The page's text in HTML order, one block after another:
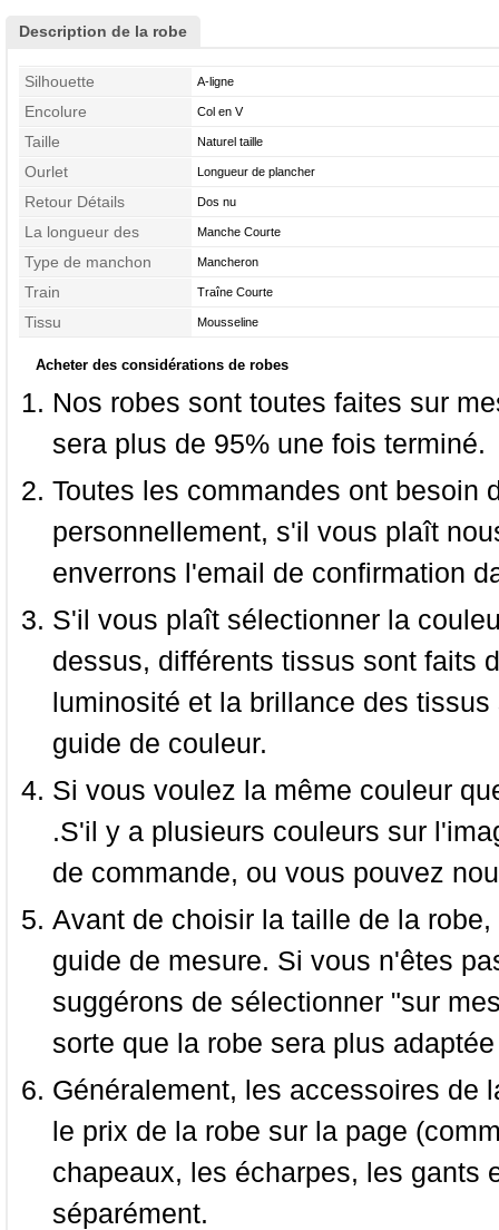
Description de la robe
Silhouette A-ligne
Encolure Col en V
Taille Naturel taille
Ourlet Longueur de plancher
Retour Détails Dos nu
La longueur des
manches
Manche Courte
Type de manchon Mancheron
Train Traîne Courte
Tissu Mousseline
Acheter des considérations de robes
Nos robes sont toutes faites sur
sera plus de 95% une fois terminé.
Toutes les commandes ont besoin
personnellement, s'il vous plaît
enverrons l'email de confirmation
S'il vous plaît sélectionner la
dessus, différents tissus sont faits
luminosité et la brillance des
guide de couleur.
Si vous voulez la même couleur
.S'il y a plusieurs couleurs sur
de commande, ou vous pouvez
Avant de choisir la taille de la
guide de mesure. Si vous n'êtes
suggérons de sélectionner "sur
sorte que la robe sera plus
Généralement, les accessoires de
le prix de la robe sur la page
chapeaux, les écharpes, les gants
séparément.